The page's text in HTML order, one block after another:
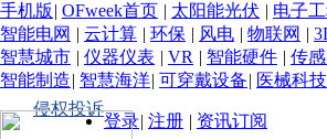
手机版 | OFweek首页 | 太阳能光伏 | 电子
智能电网 | 云计算 | 环保 | 风电 | 物联网 |
智慧城市 | 仪器仪表 | VR | 智能硬件 | 传
智能制造| 智慧海洋| 可穿戴设备| 医械科技
侵权投诉
登录| 注册 | 资讯订阅